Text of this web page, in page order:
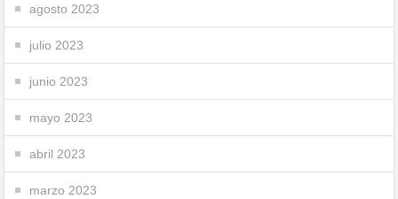
agosto 2023
julio 2023
junio 2023
mayo 2023
abril 2023
marzo 2023